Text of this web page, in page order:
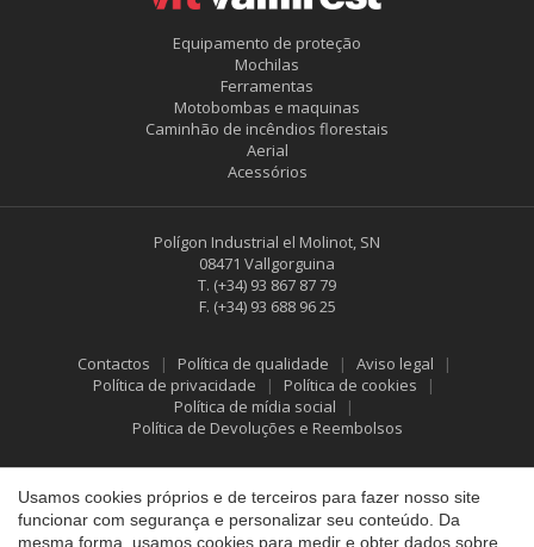
Equipamento de proteção
Mochilas
Ferramentas
Motobombas e maquinas
Caminhão de incêndios florestais
Aerial
Acessórios
Polígon Industrial el Molinot, SN
08471 Vallgorguina
T. (+34) 93 867 87 79
F. (+34) 93 688 96 25
Contactos Política de qualidade
Aviso legal
Política de privacidade
Política de cookies
Política de mídia social
Política de Devoluções e Reembolsos
Usamos cookies próprios e de terceiros para fazer nosso site
funcionar com segurança e personalizar seu conteúdo. Da
mesma forma, usamos cookies para medir e obter dados sobre